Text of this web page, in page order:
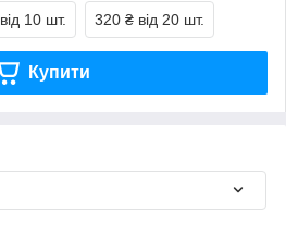
від 10 шт. 320 ₴ від 20 шт.
Купити